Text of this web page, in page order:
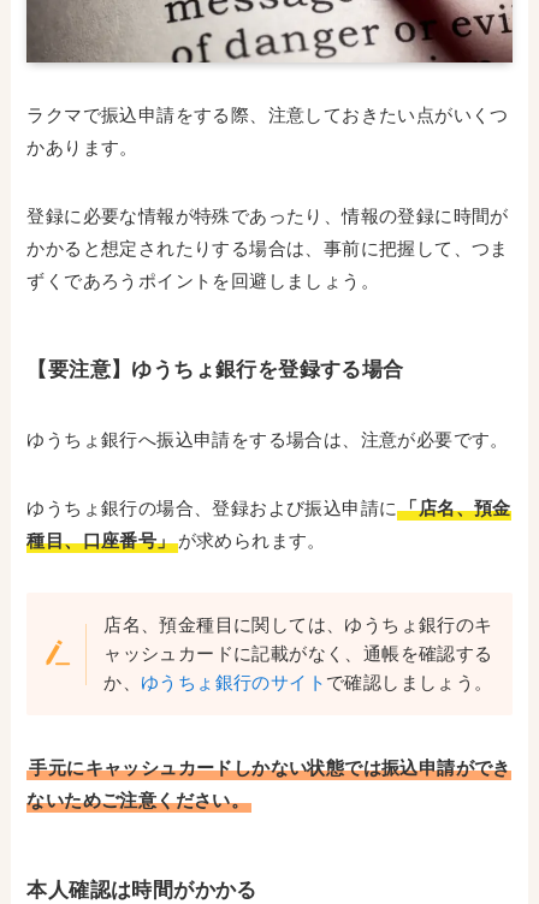
ラクマで振込申請をする際、注意しておきたい点がいくつ
かあります。
登録に必要な情報が特殊であったり、情報の登録に時間が
かかると想定されたりする場合は、事前に把握して、つま
ずくであろうポイントを回避しましょう。
【要注意】ゆうちょ銀行を登録する場合
ゆうちょ銀行へ振込申請をする場合は、注意が必要です。
ゆうちょ銀行の場合、登録および振込申請に「店名、預金
種目、口座番号」が求められます。
店名、預金種目に関しては、ゆうちょ銀行のキ
ャッシュカードに記載がなく、通帳を確認する
か、 ゆうちょ銀行のサイト で確認しましょう。
手元にキャッシュカードしかない状態では振込申請ができ
ないためご注意ください。
本人確認は時間がかかる